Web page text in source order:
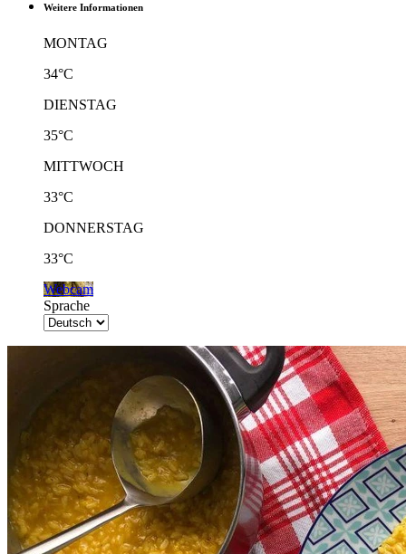
Weitere Informationen
MONTAG
34°C
DIENSTAG
35°C
MITTWOCH
33°C
DONNERSTAG
33°C
Webcam
Sprache